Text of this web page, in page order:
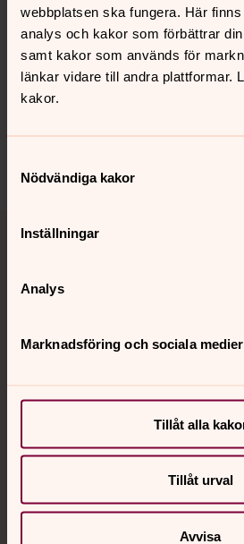
webbplatsen ska fungera. Här
analys och kakor som förbättrar
samt kakor som används för
länkar vidare till andra plattformar.
kakor.
Nödvändiga kakor
Inställningar
Analys
Marknadsföring och sociala medier
Tillåt alla
Tillåt urval
Avvisa
Synpunkter eller frågor
innehåll?
jarna-
Hitta snabbt
Sociala kanaler